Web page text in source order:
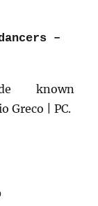
–
known
Greco | PC.